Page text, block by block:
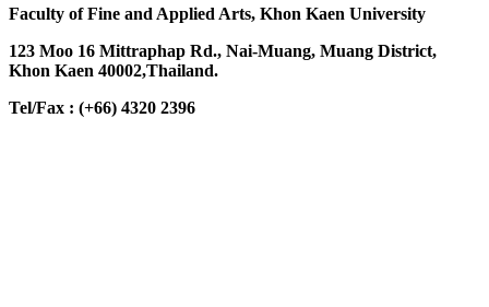
Faculty of Fine and Applied Arts, Khon Kaen University
123 Moo 16 Mittraphap Rd., Nai-Muang, Muang District,
Khon Kaen 40002,Thailand.
Tel/Fax : (+66) 4320 2396